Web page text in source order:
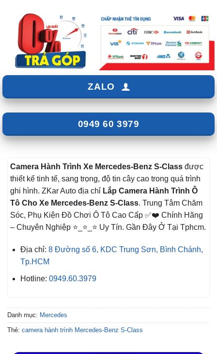
ZALO
0949 60 3979
Camera Hành Trình Xe Mercedes-Benz S-Class được
thiết kế tinh tế, sang trọng, độ tin cây cao trong quá trình
ghi hình. ZKar Auto địa chỉ Lắp Camera Hành Trình Ô
Tô Cho Xe Mercedes-Benz S-Class. Trung Tâm Chăm
Sóc, Phụ Kiện Đồ Chơi Ô Tô Cao Cấp ✅❤️ Chính Hãng
– Chuyên Nghiệp ⭐_⭐_⭐ Uy Tín. Gần Đây Ở Tại Tphcm.
Địa chỉ: 8 Đường số 6, KDC Trung Sơn, Bình Chánh,
Tp.HCM
Hotline: 0949.60.3979
Danh mục: Mercedes
Thẻ: camera hành trình Mercedes-Benz S-Class